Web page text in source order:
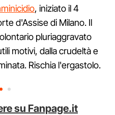
, iniziato il 4
d'Assise di Milano. Il
pluriaggravato
motivi, dalla crudeltà e
Rischia l'ergastolo.
su Fanpage.it